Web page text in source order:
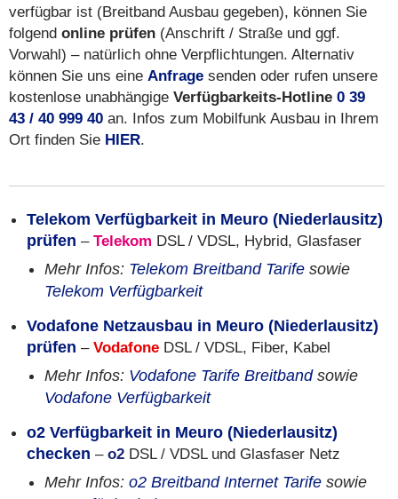
verfügbar ist (Breitband Ausbau gegeben), können Sie
folgend online prüfen (Anschrift / Straße und ggf.
Vorwahl) – natürlich ohne Verpflichtungen. Alternativ
können Sie uns eine Anfrage senden oder rufen unsere
kostenlose unabhängige Verfügbarkeits-Hotline 0 39
43 / 40 999 40 an. Infos zum Mobilfunk Ausbau in Ihrem
Ort finden Sie HIER.
Telekom Verfügbarkeit in Meuro (Niederlausitz)
prüfen – Telekom DSL / VDSL, Hybrid, Glasfaser
Mehr Infos: Telekom Breitband Tarife sowie
Telekom Verfügbarkeit
Vodafone Netzausbau in Meuro (Niederlausitz)
prüfen – Vodafone DSL / VDSL, Fiber, Kabel
Mehr Infos: Vodafone Tarife Breitbandsowie
Vodafone Verfügbarkeit
o2 Verfügbarkeit in Meuro (Niederlausitz)
checken – o2 DSL / VDSL und Glasfaser Netz
Mehr Infos: o2 Breitband Internet Tarife sowie